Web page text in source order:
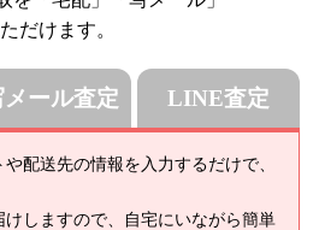
だけます。
配送先の情報を入力するだけで、
しますので、自宅にいながら簡単
メール査定 LINE査定